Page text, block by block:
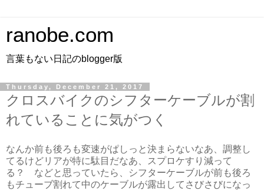
ranobe.com
言葉もない日記のblogger版
Thursday, December 21, 2017
クロスバイクのシフターケーブルが割
れていることに気がつく
なんか前も後ろも変速がぱしっと決まらないなあ、調整し
てるけどリアが特に駄目だなあ、スプロケすり減って
る？ などと思っていたら、シフターケーブルが前も後ろ
もチューブ割れて中のケーブルが露出してさびさびになっ